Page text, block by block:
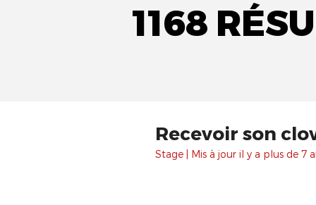
1168
Recevoir son
Stage | Mis à jour il y a plus de 7